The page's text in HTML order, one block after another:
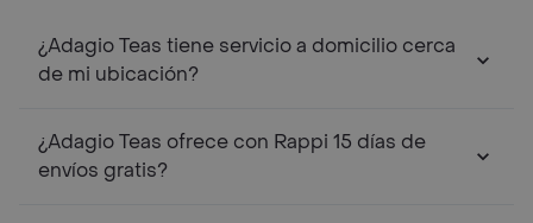
¿Adagio Teas tiene servicio a domicilio cerca
de mi ubicación?
¿Adagio Teas ofrece con Rappi 15 días de
envíos gratis?